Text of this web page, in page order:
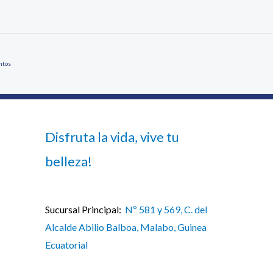
Disfruta la vida, vive tu
belleza!
Sucursal Principal: Nº 581 y 569, C. del
Alcalde Abilio Balboa, Malabo, Guinea
Ecuatorial